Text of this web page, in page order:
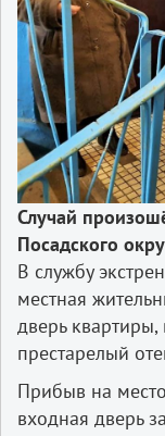
Случай
Посадского
В службу
местная
дверь
престарелый
Прибыв на
входная дверь